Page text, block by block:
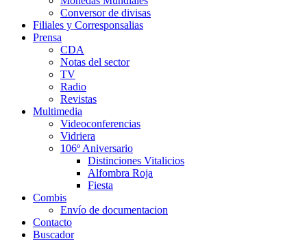
Conversor de divisas
Filiales y Corresponsalias
Prensa
CDA
Notas del sector
TV
Radio
Revistas
Multimedia
Videoconferencias
Vidriera
106º Aniversario
Distinciones Vitalicios
Alfombra Roja
Fiesta
Combis
Envío de documentacion
Contacto
Buscador